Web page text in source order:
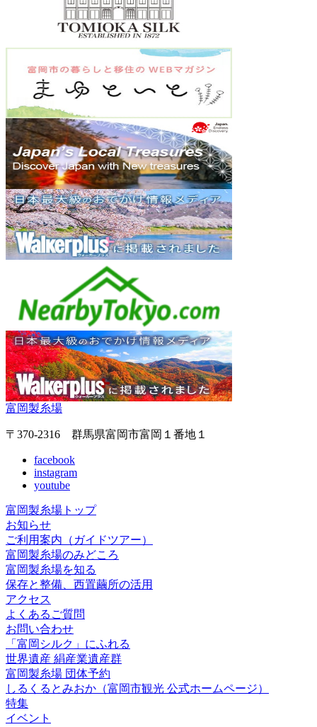
富岡製糸場
〒370-2316 群馬県富岡市富岡１番地１
facebook
instagram
youtube
富岡製糸場トップ
お知らせ
ご利用案内（ガイドツアー）
富岡製糸場のみどころ
富岡製糸場を知る
保存と整備、西置繭所の活用
アクセス
よくあるご質問
お問い合わせ
「富岡シルク」にふれる
世界遺産 絹産業遺産群
富岡製糸場 団体予約
しるくるとみおか （富岡市観光 公式ホームページ）
特集
イベント